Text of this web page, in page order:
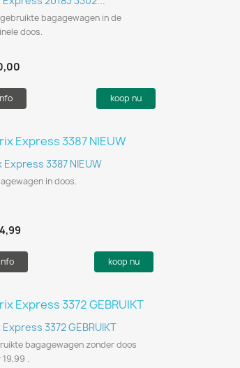
gebruikte bagagewagen in de
doos.
koop nu
Snel bekijken
Express 3387 NIEUW
in doos.
Info koop nu
Snel bekijken
Express 3372 GEBRUIKT
bagagewagen zonder doos
19,99 .